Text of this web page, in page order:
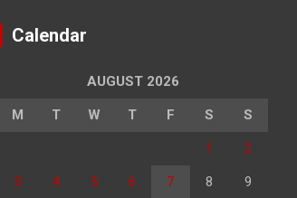
Calendar
AUGUST 2026
M T W T F S S
1 2
3 4 5 6 7 8 9